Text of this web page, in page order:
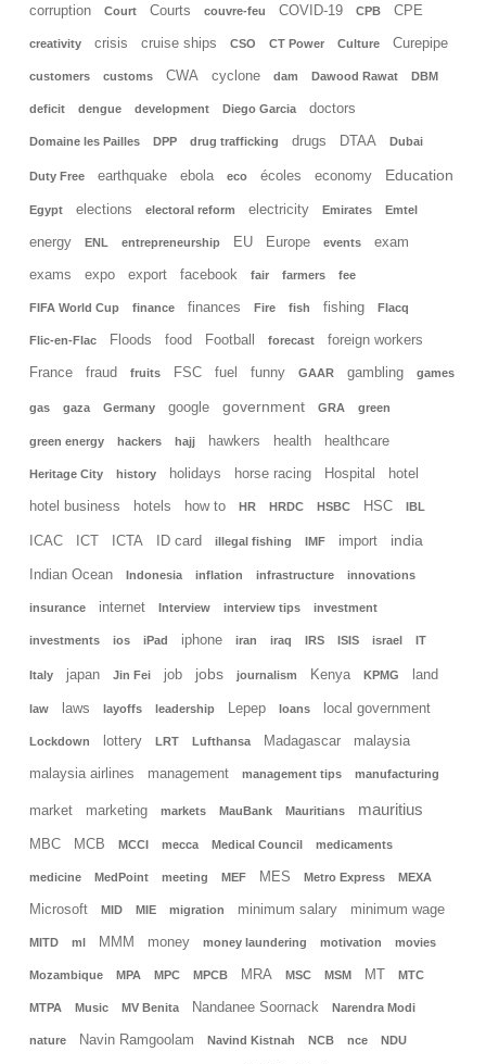
corruption Court Courts couvre-feu COVID-19 CPB CPE
creativity crisis cruise ships CSO CT Power Culture Curepipe
customers customs CWA cyclone dam Dawood Rawat DBM
deficit dengue development Diego Garcia doctors
Domaine les Pailles DPP drug trafficking drugs DTAA Dubai
Duty Free earthquake ebola eco écoles economy Education
Egypt elections electoral reform electricity Emirates Emtel
energy ENL entrepreneurship EU Europe events exam
exams expo export facebook fair farmers fee
FIFA World Cup finance finances Fire fish fishing Flacq
Flic-en-Flac Floods food Football forecast foreign workers
France fraud fruits FSC fuel funny GAAR gambling games
gas gaza Germany google government GRA green
green energy hackers hajj hawkers health healthcare
Heritage City history holidays horse racing Hospital hotel
hotel business hotels how to HR HRDC HSBC HSC IBL
ICAC ICT ICTA ID card illegal fishing IMF import india
Indian Ocean Indonesia inflation infrastructure innovations
insurance internet Interview interview tips investment
investments ios iPad iphone iran iraq IRS ISIS israel IT
Italy japan Jin Fei job jobs journalism Kenya KPMG land
law laws layoffs leadership Lepep loans local government
Lockdown lottery LRT Lufthansa Madagascar malaysia
malaysia airlines management management tips manufacturing
market marketing markets MauBank Mauritians mauritius
MBC MCB MCCI mecca Medical Council medicaments
medicine MedPoint meeting MEF MES Metro Express MEXA
Microsoft MID MIE migration minimum salary minimum wage
MITD ml MMM money money laundering motivation movies
Mozambique MPA MPC MPCB MRA MSC MSM MT MTC
MTPA Music MV Benita Nandanee Soornack Narendra Modi
nature Navin Ramgoolam Navind Kistnah NCB nce NDU